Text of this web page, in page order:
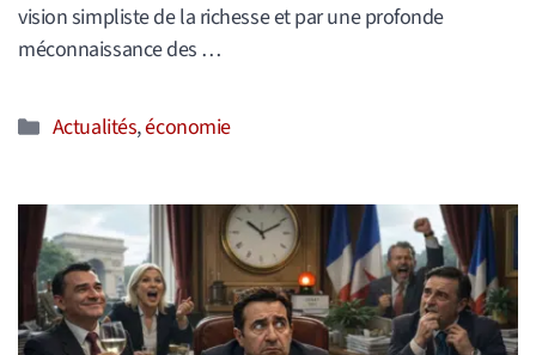
vision simpliste de la richesse et par une profonde
méconnaissance des …
Catégories
Actualités,économie